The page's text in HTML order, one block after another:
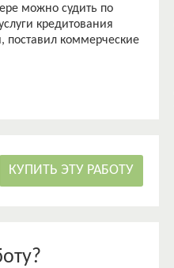
можно судить по
кредитования
поставил коммерческие
в системе
традиций и
банковских кредитов и
недостаточно
несбалансированности
КУПИТЬ ЭТУ РАБОТУ